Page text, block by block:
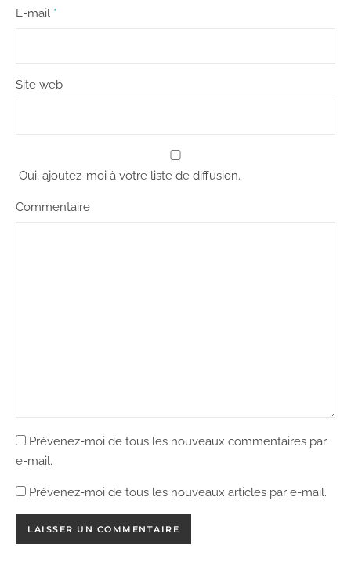
E-mail *
Site web
Oui, ajoutez-moi à votre liste de diffusion.
Commentaire
Prévenez-moi de tous les nouveaux commentaires par
e-mail.
Prévenez-moi de tous les nouveaux articles par e-mail.